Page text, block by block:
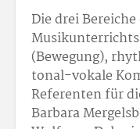
Die drei
(Bewegung),
tonal-vokale
Referenten für
Barbara